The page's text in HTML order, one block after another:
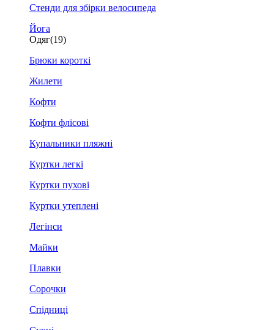
Стенди для збірки велосипеда
Йога
Одяг(19)
Брюки короткі
Жилети
Кофти
Кофти флісові
Купальники пляжні
Куртки легкі
Куртки пухові
Куртки утеплені
Легінси
Майки
Плавки
Сорочки
Спідниці